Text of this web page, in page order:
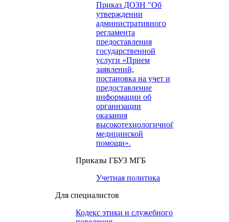
Приказ ДОЗН "Об
утверждении
административного
регламента
предоставления
государственной
услуги «Прием
заявлений,
постановка на учет и
предоставление
информации об
организации
оказания
высокотехнологичной
медицинской
помощи».
Приказы ГБУЗ МГБ
Учетная политика
Для специалистов
Кодекс этики и служебного